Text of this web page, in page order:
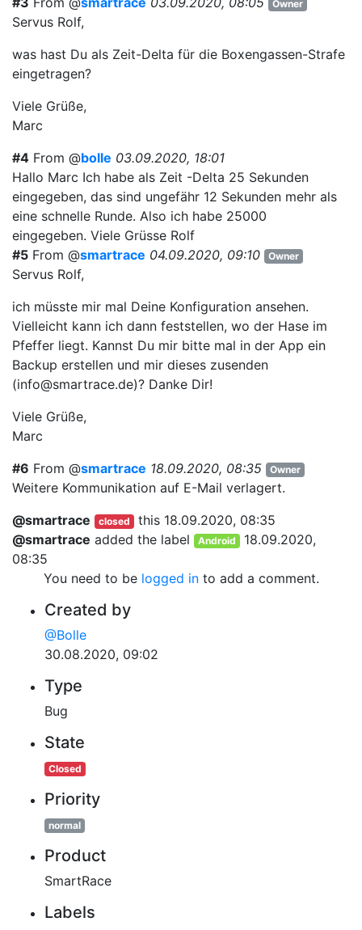
Owner
Servus Rolf,
was hast Du als Zeit-Delta für die Boxengassen-Strafe
eingetragen?
Viele Grüße,
Marc
#4 From @bolle 03.09.2020, 18:01
Hallo Marc Ich habe als Zeit -Delta 25 Sekunden
eingegeben, das sind ungefähr 12 Sekunden mehr als
eine schnelle Runde. Also ich habe 25000
eingegeben. Viele Grüsse Rolf
#5 From @smartrace 04.09.2020, 09:10 Owner
Servus Rolf,
ich müsste mir mal Deine Konfiguration ansehen.
Vielleicht kann ich dann feststellen, wo der Hase im
Pfeffer liegt. Kannst Du mir bitte mal in der App ein
Backup erstellen und mir dieses zusenden
(info@smartrace.de)? Danke Dir!
Viele Grüße,
Marc
#6 From @smartrace 18.09.2020, 08:35 Owner
Weitere Kommunikation auf E-Mail verlagert.
@smartrace
closed this 18.09.2020, 08:35
@smartrace added the label Android
18.09.2020,
08:35
You need to be logged into add a comment.
Created by
@Bolle
30.08.2020, 09:02
Type
Bug
State
Closed
Priority
normal
Product
SmartRace
Labels